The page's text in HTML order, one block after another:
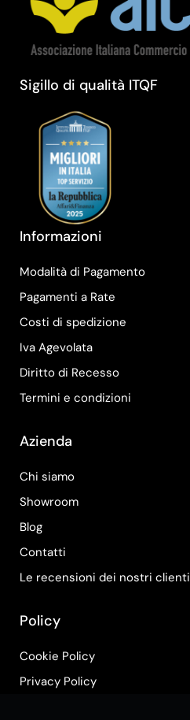
Sigillo di qualità ITQF
Informazioni
Modalità di Pagamento
Pagamenti a Rate
Costi di spedizione
Iva Agevolata
Diritto di Recesso
Termini e condizioni
Azienda
Chi siamo
Showroom
Blog
Contatti
Le recensioni dei nostri clienti
Policy
Cookie Policy
Privacy Policy